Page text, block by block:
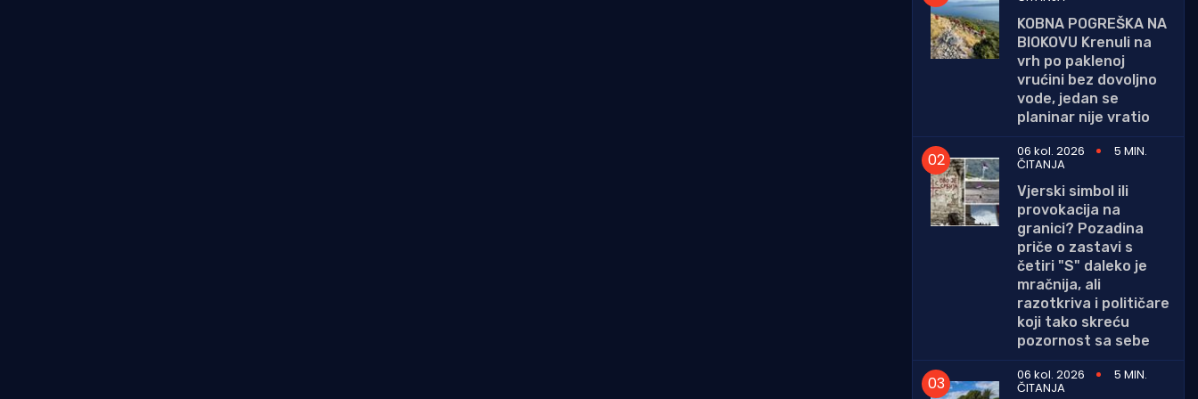
KOBNA POGREŠKA NA
BIOKOVU Krenuli na
vrh po paklenoj
vrućini bez dovoljno
vode, jedan se
planinar nije vratio
06 kol. 2026
5 MIN.
ČITANJA
Vjerski simbol ili
provokacija na
granici? Pozadina
priče o zastavi s
četiri "S" daleko je
mračnija, ali
razotkriva i političare
koji tako skreću
pozornost sa sebe
06 kol. 2026
5 MIN.
ČITANJA